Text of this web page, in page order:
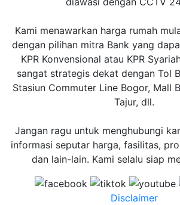
Kami menawarkan harga rumah
dengan pilihan mitra Bank yang
KPR Konvensional atau KPR
sangat strategis dekat dengan Tol
Stasiun Commuter Line Bogor, Mall
Tajur, dll.
Jangan ragu untuk menghubungi
informasi seputar harga, fasilitas,
dan lain-lain. Kami selalu siap
Disclaimer